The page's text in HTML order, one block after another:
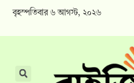
বৃহস্পতিবার ৬ আগস্ট, ২০২৬